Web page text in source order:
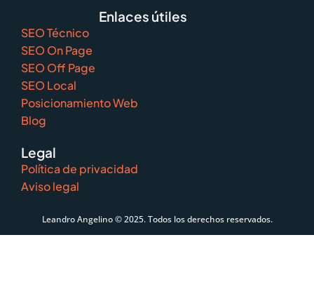
Enlaces útiles
SEO Técnico
SEO On Page
SEO Off Page
SEO Local
Posicionamiento Web
Blog
Legal
Política de privacidad
Aviso legal
Leandro Angelino © 2025. Todos los derechos reservados.